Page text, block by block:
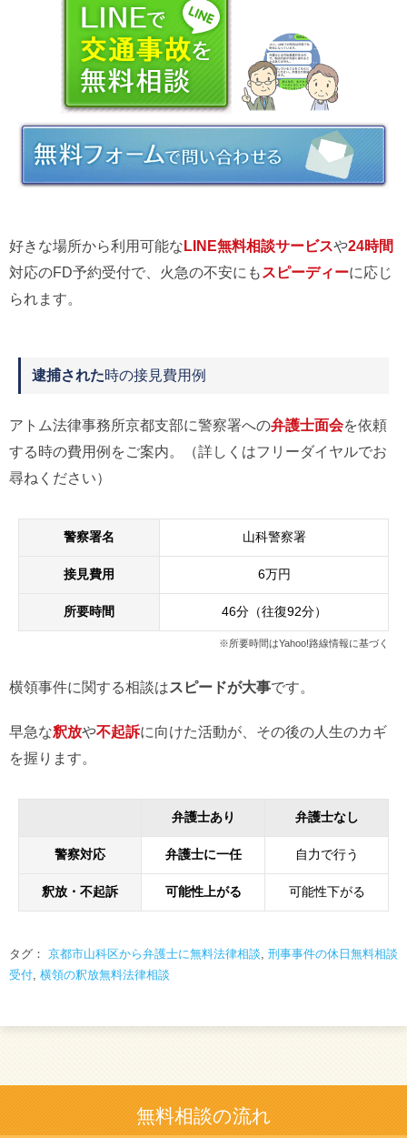
好きな場所から利用可能なLINE無料相談サービスや24時間
対応のFD予約受付で、火急の不安にも スピーディーに応じ
られます。
逮捕された時の接見費用例
アトム法律事務所京都支部に警察署への弁護士面会を依頼
する時の費用例をご案内。（詳しくはフリーダイヤルでお
尋ねください）
警察署名 山科警察署
接見費用 6万円
所要時間 46分（往復92分）
※所要時間はYahoo!路線情報に基づく
横領事件に関する相談はスピードが大事です。
早急な釈放や不起訴に向けた活動が、その後の人生のカギ
を握ります。
弁護士あり 弁護士なし
警察対応 弁護士に一任 自力で行う
釈放・不起訴 可能性上がる 可能性下がる
タグ： 京都市山科区から弁護士に無料法律相談, 刑事事件の休日無料相談
受付, 横領の釈放無料法律相談
無料相談の流れ